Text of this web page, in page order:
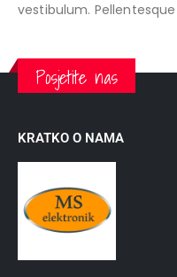
vestibulum.
Posjetite nas
KRATKO O NAMA